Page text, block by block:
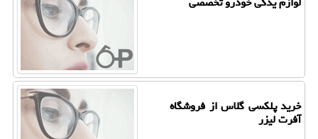
خرید پلکسی گلاس از فروشگاه
آفرت لیزر